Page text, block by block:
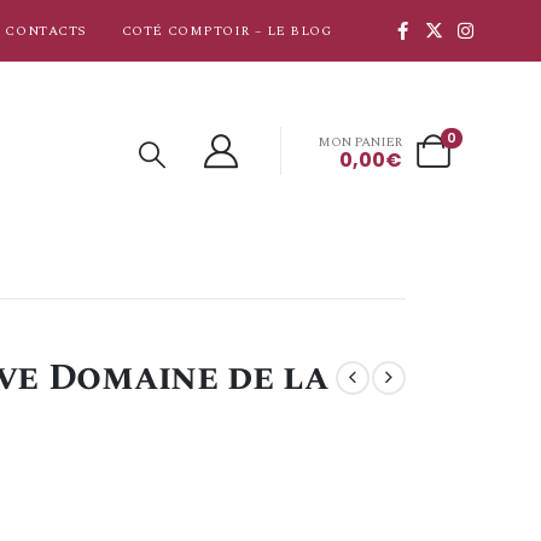
CONTACTS COTÉ COMPTOIR – LE BLOG
0
MON PANIER
0,00€
Domaine de la